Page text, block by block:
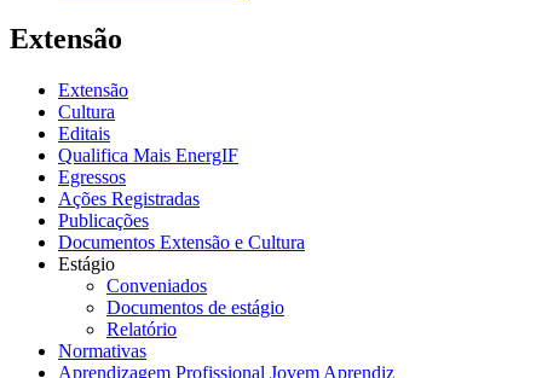
Extensão
Extensão
Cultura
Editais
Qualifica Mais EnergIF
Egressos
Ações Registradas
Publicações
Documentos Extensão e Cultura
Estágio
Conveniados
Documentos de estágio
Relatório
Normativas
Aprendizagem Profissional Jovem Aprendiz